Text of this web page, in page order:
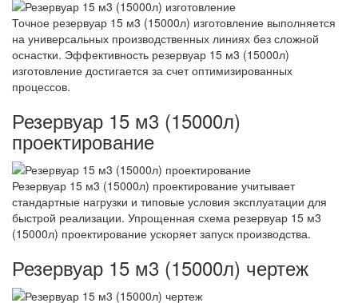
Точное резервуар 15 м3 (15000л) изготовление выполняется
на универсальных производственных линиях без сложной
оснастки. Эффективность резервуар 15 м3 (15000л)
изготовление достигается за счет оптимизированных
процессов.
Резервуар 15 м3 (15000л)
проектирование
Резервуар 15 м3 (15000л) проектирование учитывает
стандартные нагрузки и типовые условия эксплуатации для
быстрой реализации. Упрощенная схема резервуар 15 м3
(15000л) проектирование ускоряет запуск производства.
Резервуар 15 м3 (15000л) чертеж